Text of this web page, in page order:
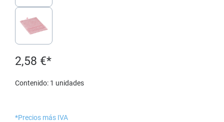
2,58 €*
Contenido: 1 unidades
*Precios más IVA